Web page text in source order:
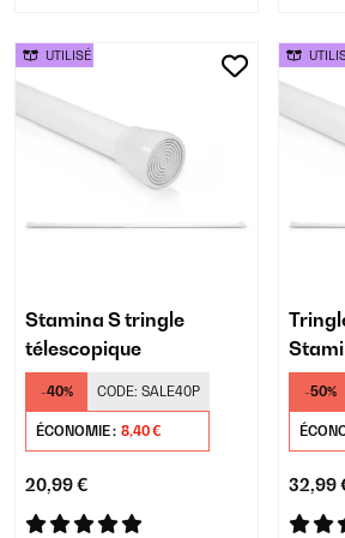
Stamina S tringle
télescopique
-40% CODE: SALE40P
ÉCONOMIE : 8,40 €
20,99 €
UTILISÉ
-50%
32,99